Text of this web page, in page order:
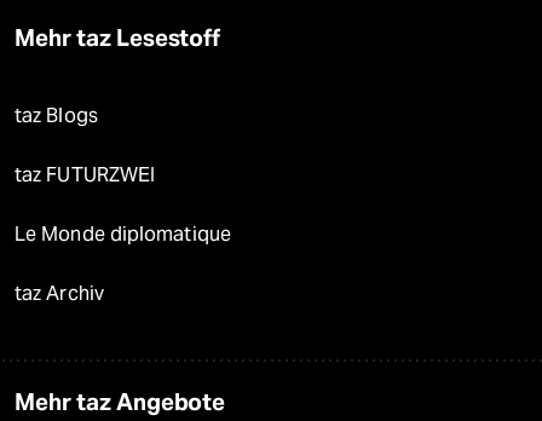
Mehr taz Lesestoff
taz Blogs
taz FUTURZWEI
Le Monde diplomatique
taz Archiv
Mehr taz Angebote